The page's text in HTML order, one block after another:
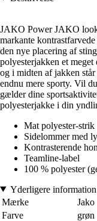
JAKO Power JAKO
markante
den nye placering af
polyesterjakken et
og i midten af jakken
endnu mere sporty. Vil
gælder dine
polyesterjakke i din
Mat polyester-strik
Sidelommer med
Kontrasterende
Teamline-label
100 % polyester
Yderligere information
Mærke
Jako
Farve
grøn